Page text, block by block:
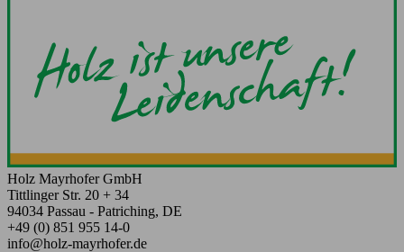
Holz Mayrhofer GmbH
Tittlinger Str. 20 + 34
94034 Passau - Patriching, DE
+49 (0) 851 955 14-0
info@holz-mayrhofer.de